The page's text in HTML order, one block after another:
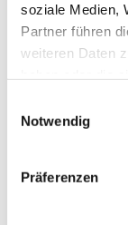
soziale Medien,
Partner führen
weiteren Daten
Notwendig
Präferenzen